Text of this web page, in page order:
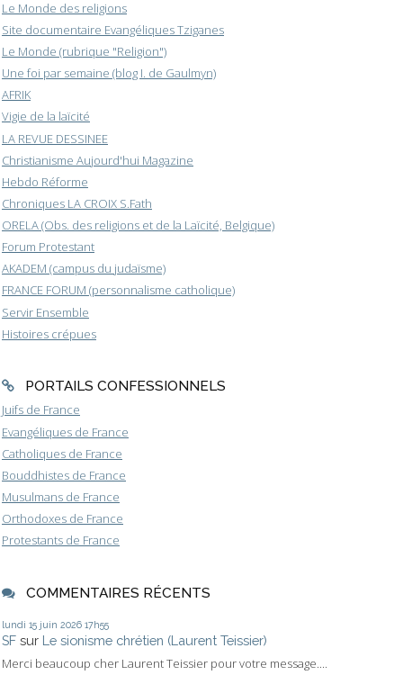
Le Monde des religions
Site documentaire Evangéliques Tziganes
Le Monde (rubrique "Religion")
Une foi par semaine (blog I. de Gaulmyn)
AFRIK
Vigie de la laïcité
LA REVUE DESSINEE
Christianisme Aujourd'hui Magazine
Hebdo Réforme
Chroniques LA CROIX S.Fath
ORELA (Obs. des religions et de la Laïcité, Belgique)
Forum Protestant
AKADEM (campus du judaïsme)
FRANCE FORUM (personnalisme catholique)
Servir Ensemble
Histoires crépues
PORTAILS CONFESSIONNELS
Juifs de France
Evangéliques de France
Catholiques de France
Bouddhistes de France
Musulmans de France
Orthodoxes de France
Protestants de France
COMMENTAIRES RÉCENTS
lundi 15 juin 2026 17h55
SF sur Le sionisme chrétien (Laurent Teissier)
Merci beaucoup cher Laurent Teissier pour votre message....